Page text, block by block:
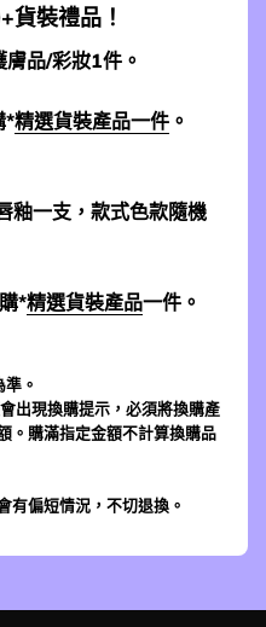
貨裝禮品！
品/彩妝1件。
*精選貨裝產品一件 。
一支，款式色款隨機
*精選貨裝產品一件。
。
出現換購提示，必須將換購產
。購滿指定金額不計算換購品
有偏短情況，不切退換。